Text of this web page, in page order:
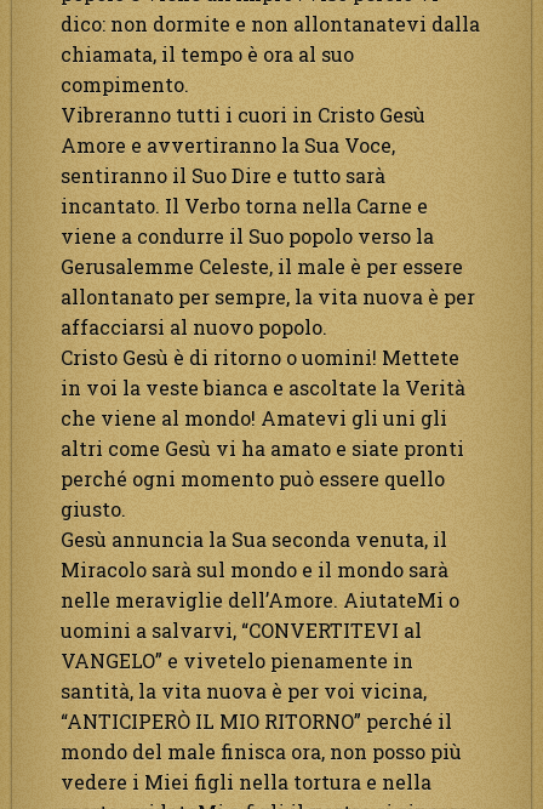
dico: non dormite e non allontanatevi dalla
chiamata, il tempo è ora al suo
compimento.
Vibreranno tutti i cuori in Cristo Gesù
Amore e avvertiranno la Sua Voce,
sentiranno il Suo Dire e tutto sarà
incantato. Il Verbo torna nella Carne e
viene a condurre il Suo popolo verso la
Gerusalemme Celeste, il male è per essere
allontanato per sempre, la vita nuova è per
affacciarsi al nuovo popolo.
Cristo Gesù è di ritorno o uomini! Mettete
in voi la veste bianca e ascoltate la Verità
che viene al mondo! Amatevi gli uni gli
altri come Gesù vi ha amato e siate pronti
perché ogni momento può essere quello
giusto.
Gesù annuncia la Sua seconda venuta, il
Miracolo sarà sul mondo e il mondo sarà
nelle meraviglie dell’Amore. AiutateMi o
uomini a salvarvi, “CONVERTITEVI al
VANGELO” e vivetelo pienamente in
santità, la vita nuova è per voi vicina,
“ANTICIPERÒ IL MIO RITORNO” perché il
mondo del male finisca ora, non posso più
vedere i Miei figli nella tortura e nella